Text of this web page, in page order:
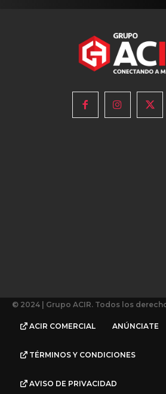
© 2024 | Grupo ACIR. Todos los
ACIR COMERCIAL ANÚNCIATE
TÉRMINOS Y CONDICIONES
AVISO DE PRIVACIDAD